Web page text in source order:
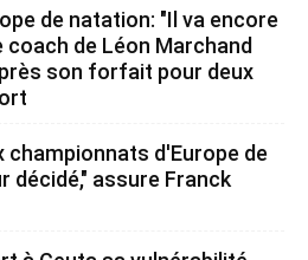
de natation: "Il va encore
de Léon Marchand
son forfait pour deux
championnats d'Europe de
décidé," assure Franck